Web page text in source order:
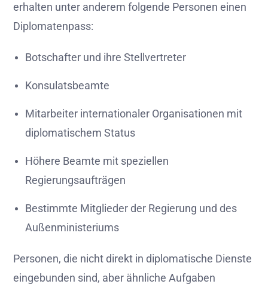
erhalten unter anderem folgende Personen einen
Diplomatenpass:
Botschafter und ihre Stellvertreter
Konsulatsbeamte
Mitarbeiter internationaler Organisationen mit
diplomatischem Status
Höhere Beamte mit speziellen
Regierungsaufträgen
Bestimmte Mitglieder der Regierung und des
Außenministeriums
Personen, die nicht direkt in diplomatische Dienste
eingebunden sind, aber ähnliche Aufgaben